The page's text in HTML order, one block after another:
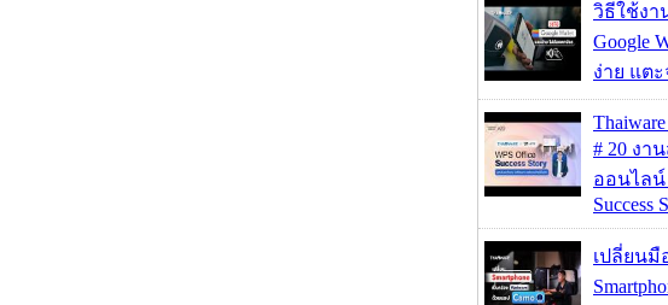
วิธีใช้งา
Google
ง่าย แต
# 20 งา
ออนไลน์
Success
เปลี่ยนมื